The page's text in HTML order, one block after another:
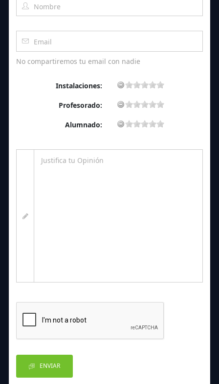
No compartiremos tu email con nadie
Instalaciones:
Profesorado:
Alumnado:
ENVIAR